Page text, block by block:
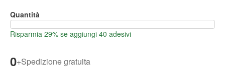
Quantità
Risparmia 29% se aggiungi 40 adesivi
0+Spedizione gratuita